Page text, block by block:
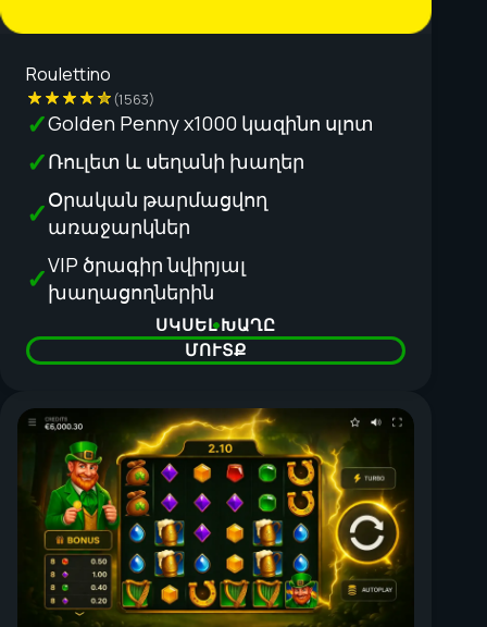
Roulettino
(1563)
Golden Penny x1000 կազինո սլոտ
Ռուլետ և սեղանի խաղեր
Օրական թարմացվող
առաջարկներ
VIP ծրագիր նվիրյալ
խաղացողներին
ՍԿՍԵԼ ԽԱՂԸ
ՄՈՒՏՔ